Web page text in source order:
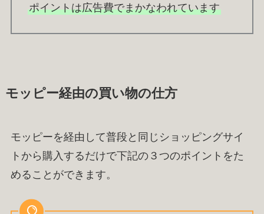
ポイントは広告費でまかなわれています
モッピー経由の買い物の仕方
モッピーを経由して普段と同じショッピングサイ
トから購入するだけで下記の３つのポイントをた
めることができます。